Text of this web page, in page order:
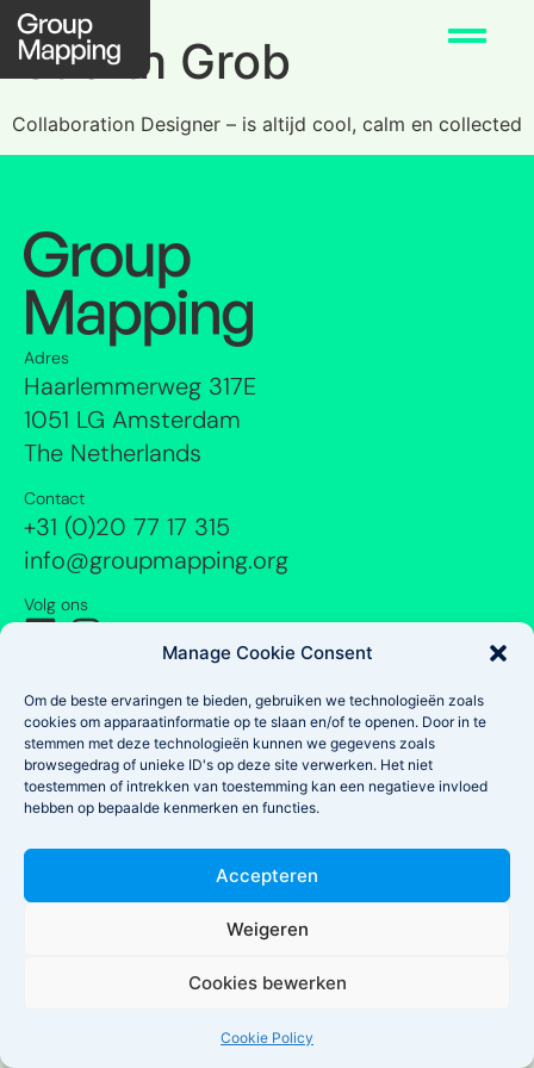
Manage Cookie Consent
Om de beste ervaringen te bieden, gebruiken we technologieën zoals
cookies om apparaatinformatie op te slaan en/of te openen. Door in te
stemmen met deze technologieën kunnen we gegevens zoals
browsegedrag of unieke ID's op deze site verwerken. Het niet
toestemmen of intrekken van toestemming kan een negatieve invloed
hebben op bepaalde kenmerken en functies.
Accepteren
Weigeren
Cookies bewerken
Cookie Policy
Judith Grob
Collaboration Designer – is altijd cool, calm en collected
Adres
Haarlemmerweg 317E
1051 LG Amsterdam
The Netherlands
Contact
+31 (0)20 77 17 315
info@groupmapping.org
Volg ons
Copyright © 2026 GroupMapping
Disclaimer *
Onze voorwaarden Privacy Policy *